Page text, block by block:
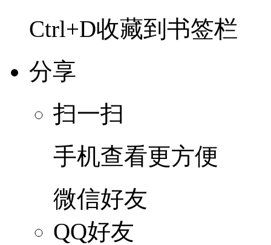
Ctrl+D收藏到书签栏
分享
扫一扫
手机查看更方便
微信好友
QQ好友